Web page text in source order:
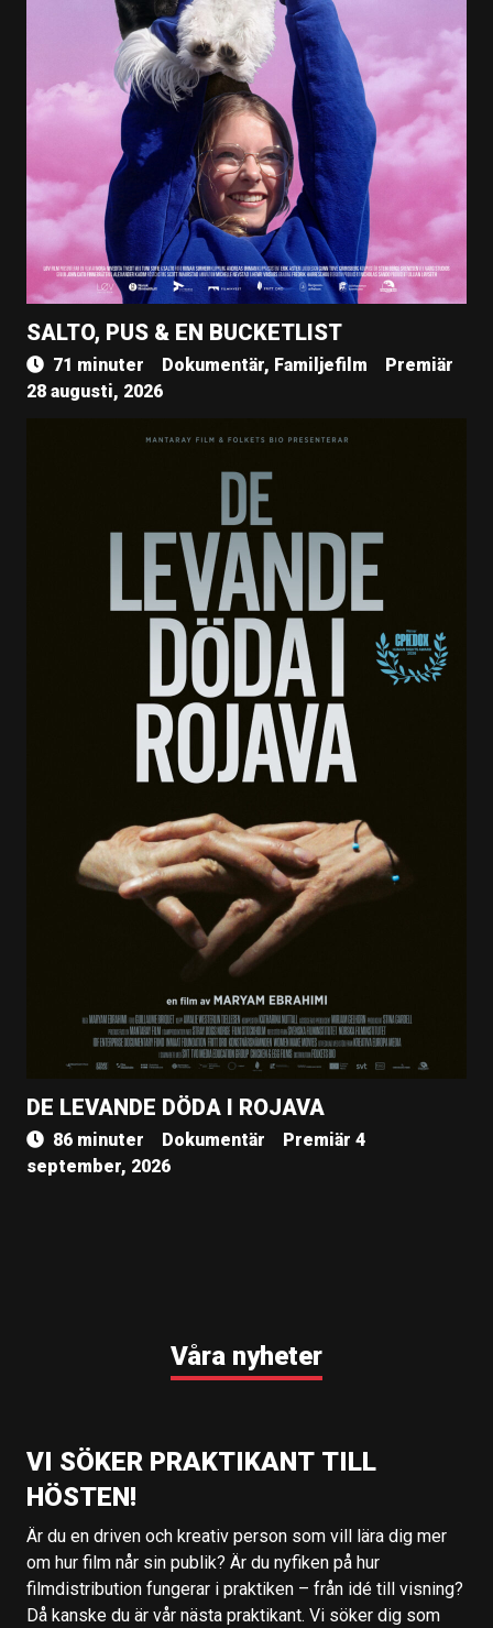
SALTO, PUS & EN BUCKETLIST
71 minuter Dokumentär, Familjefilm
Premiär
28 augusti, 2026
DE LEVANDE DÖDA I ROJAVA
86 minuter Dokumentär
Premiär 4
september, 2026
Våra nyheter
VI SÖKER PRAKTIKANT TILL
HÖSTEN!
Är du en driven och kreativ person som vill lära dig mer
om hur film når sin publik? Är du nyfiken på hur
filmdistribution fungerar i praktiken – från idé till visning?
Då kanske du är vår nästa praktikant. Vi söker dig som